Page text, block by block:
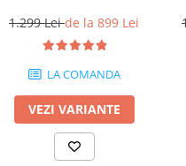
1.299 Leide la 899 Lei
LA COMANDA
VEZI VARIANTE